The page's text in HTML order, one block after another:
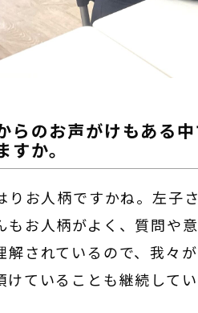
らのお声がけもある
すか。
りお人柄ですかね。左子
もお人柄がよく、質問や
解されているので、我々
けていることも継続してい